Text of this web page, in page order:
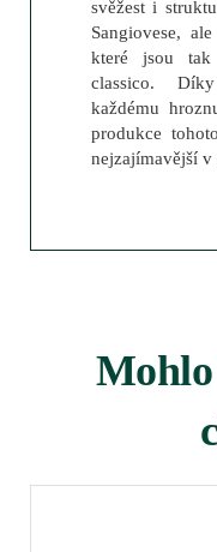
svěžest i
Sangiovese,
které jsou
classico.
každému
produkce
nejzajímavější v